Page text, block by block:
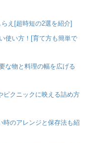
え[超時短の2選を紹介]
使い方！[育て方も簡単で
な物と料理の幅を広げる
ピクニックに映える詰め方
時のアレンジと保存法も紹